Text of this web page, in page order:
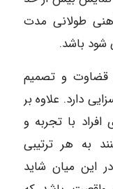
طولانی مدت
شود باشد.
قضاوت و تصمیم
دارد. علاوه بر
با تجربه و
به هر ترتیبی
این میان شاید